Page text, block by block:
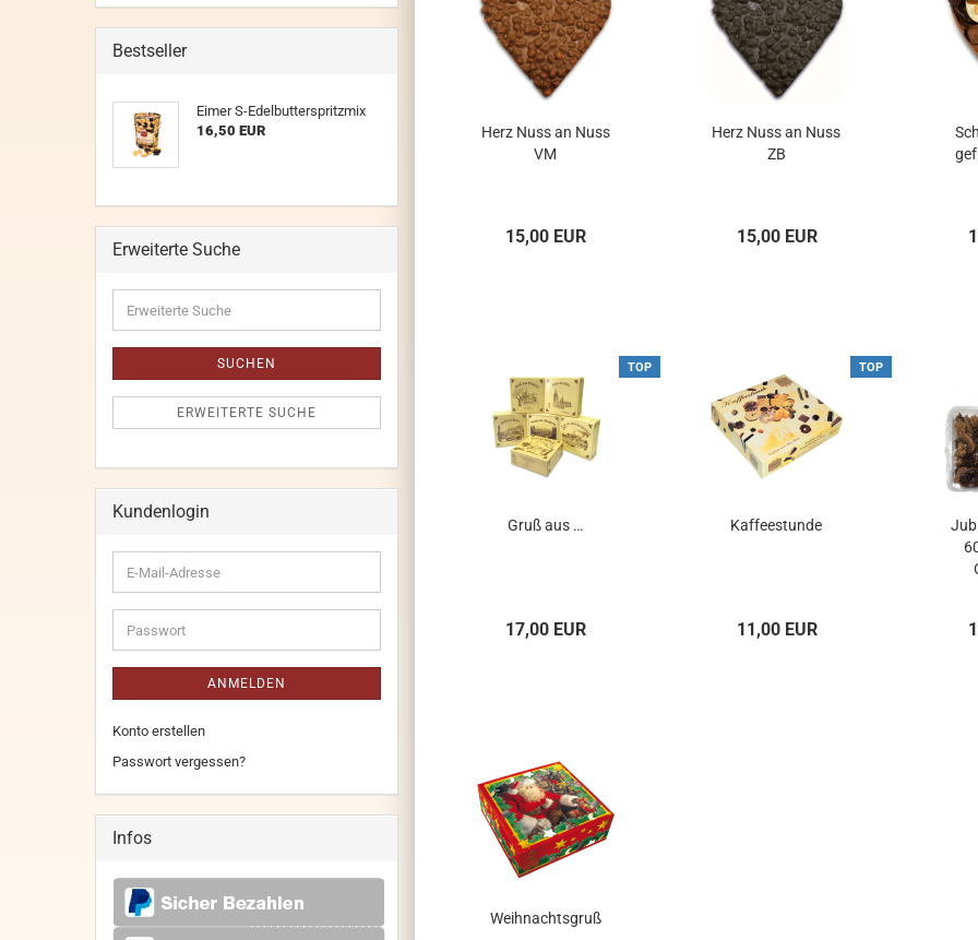
Herz Nuss an Nuss
VM
15,00 EUR
Herz Nuss an Nuss
ZB
15,00 EUR
TOP
Gruß aus …
17,00 EUR
TOP
Kaffeestunde
11,00 EUR
Weihnachtsgruß
Bestseller
Eimer S-Edelbutterspritzmix
16,50 EUR
Erweiterte Suche
Suche
SUCHEN
ERWEITERTE SUCHE
Kundenlogin
E-
Mail-
Adresse
Passwort
ANMELDEN
Konto erstellen
Passwort vergessen?
Infos